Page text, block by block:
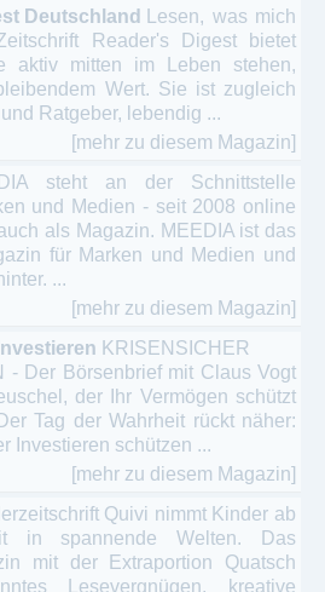
Deutschland
Lesen, was mich
Reader's Digest bietet
aktiv mitten im Leben stehen,
Wert. Sie ist zugleich
und Ratgeber, lebendig ...
[mehr zu diesem Magazin]
steht an der Schnittstelle
und Medien - seit 2008 online
als Magazin. MEEDIA ist das
für Marken und Medien und
...
[mehr zu diesem Magazin]
KRISENSICHER
- Der Börsenbrief mit Claus Vogt
der Ihr Vermögen schützt
Tag der Wahrheit rückt näher:
Investieren schützen ...
[mehr zu diesem Magazin]
Quivi nimmt Kinder ab
in spannende Welten. Das
mit der Extraportion Quatsch
Lesevergnügen, kreative